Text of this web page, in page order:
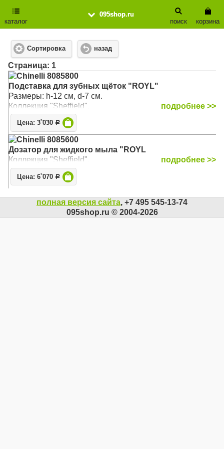
095shop.ru
каталог
корзина
поиск
Сортировка назад
Cтраница: 1
Chinelli 8085800
Подставка для зубных щёток "ROYL"
Размеры: h-12 см, d-7 см.
Коллекция "Sheffield".
подробнее >>
Цена: 3`030 Р
Chinelli 8085600
Дозатор для жидкого мыла "ROYL
Коллекция "Sheffield".
подробнее >>
Цена: 6`070 Р
полная версия сайта, +7 495 545-13-74
095shop.ru © 2004-2026